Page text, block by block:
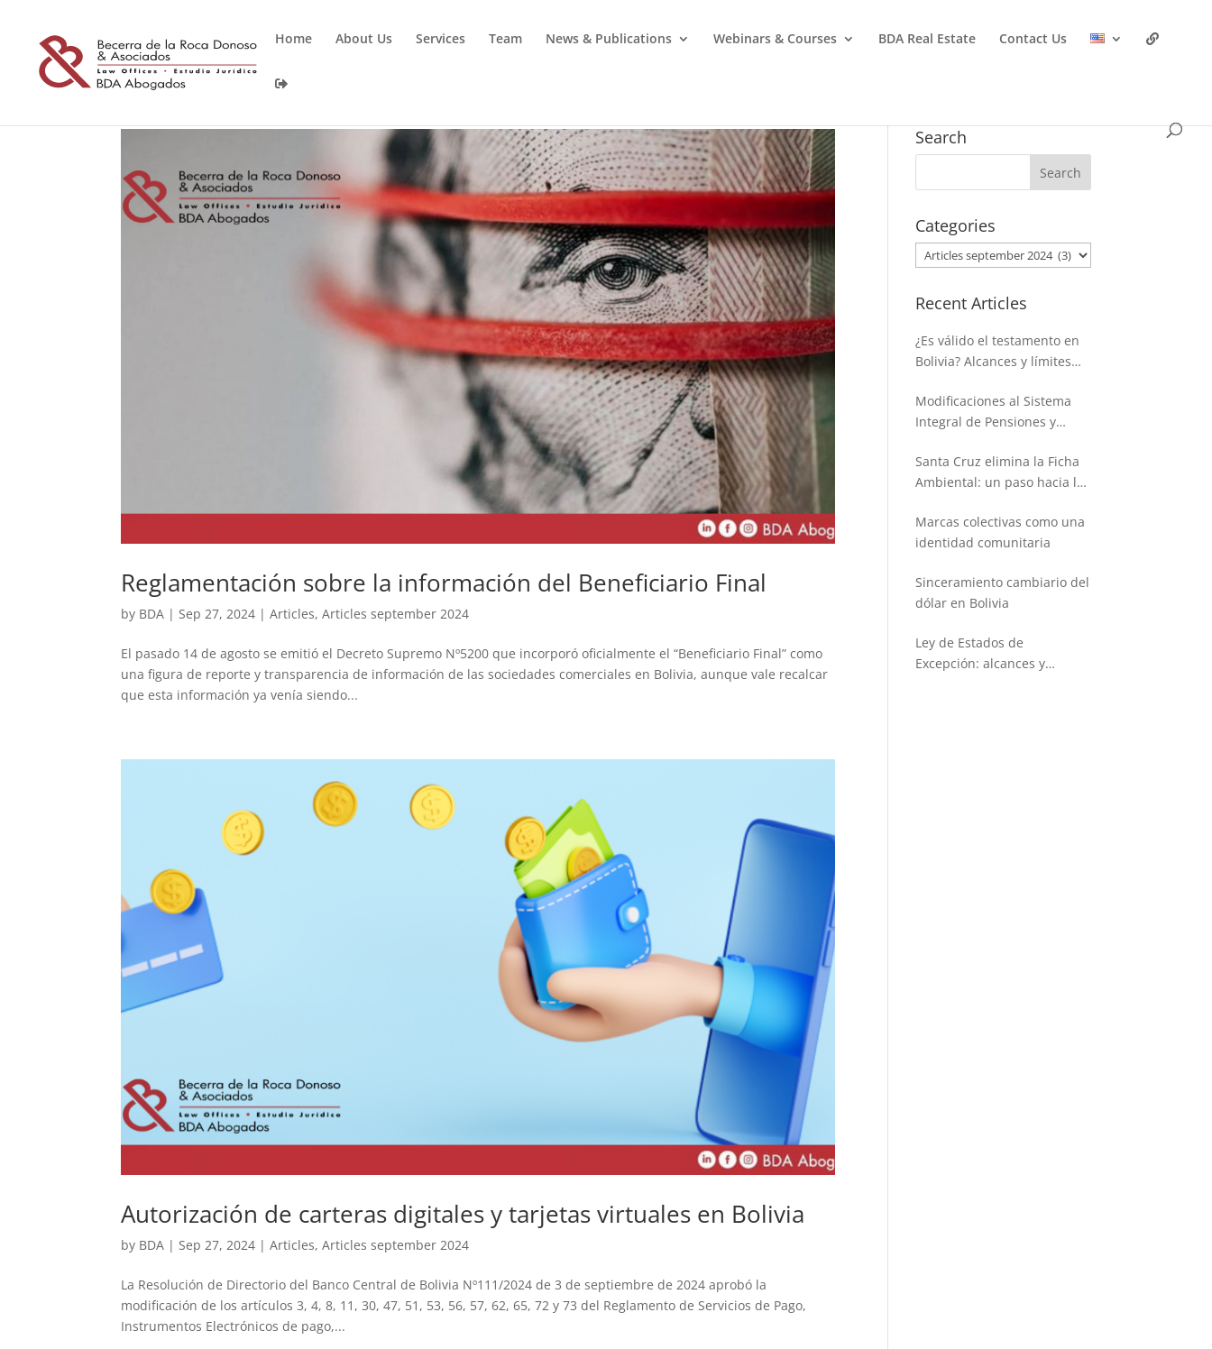
Home About Us Services Team News & Publications Webinars & Courses BDA Real Estate Contact Us
Reglamentación sobre la información del Beneficiario Final
by BDA |Sep 27, 2024 |Articles,Articles september 2024
El pasado 14 de agosto se emitió el Decreto Supremo Nº5200 que incorporó oficialmente el “Beneficiario Final” como
una figura de reporte y transparencia de información de las sociedades comerciales en Bolivia, aunque vale recalcar
que esta información ya venía siendo...
Autorización de carteras digitales y tarjetas virtuales en Bolivia
by BDA | Sep 27, 2024 |Articles,Articles september 2024
La Resolución de Directorio del Banco Central de Bolivia Nº111/2024 de 3 de septiembre de 2024 aprobó la
modificación de los artículos 3, 4, 8, 11, 30, 47, 51, 53, 56, 57, 62, 65, 72 y 73 del Reglamento de Servicios de Pago,
Instrumentos Electrónicos de pago,...
Search
Categories
Categories
Recent Articles
¿Es válido el testamento en
Bolivia? Alcances y límites
hereditaria
Modificaciones al Sistema
Integral de Pensiones y
Santa Cruz elimina la Ficha
Ambiental: un paso hacia la
Marcas colectivas como una
identidad comunitaria
Sinceramiento cambiario del
dólar en Bolivia
Ley de Estados de
Excepción: alcances y